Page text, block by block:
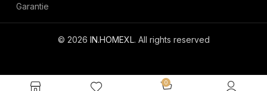
Garantie
© 2026 IN.HOMEXL. All rights reserved
0